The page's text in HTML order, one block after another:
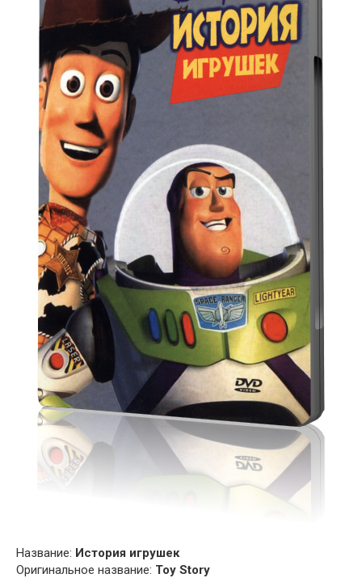
Название: История игрушек
Оригинальное название: Toy Story